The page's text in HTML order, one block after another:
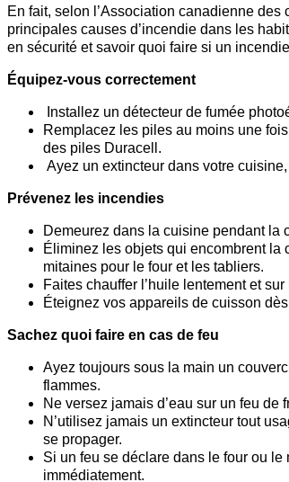
En fait, selon l’Association canadienne
principales causes d’incendie dans les
en sécurité et savoir quoi faire si un
Équipez-vous correctement
Installez un détecteur de fumée
Remplacez les piles au moins une
des piles Duracell.
Ayez un extincteur dans votre
Prévenez les incendies
Demeurez dans la cuisine pendant la
Éliminez les objets qui encombrent
mitaines pour le four et les tabliers.
Faites chauffer l’huile lentement et
Éteignez vos appareils de cuisson
Sachez quoi faire en cas de feu
Ayez toujours sous la main un
flammes.
Ne versez jamais d’eau sur un feu de
N’utilisez jamais un extincteur tout
se propager.
Si un feu se déclare dans le four ou
immédiatement.